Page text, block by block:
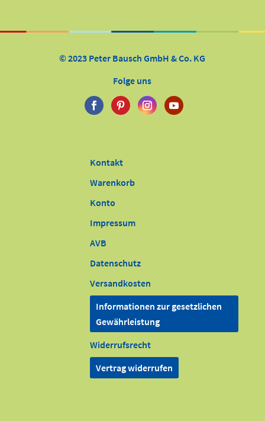
© 2023 Peter Bausch GmbH & Co. KG
Folge uns
Kontakt
Warenkorb
Konto
Impressum
AVB
Datenschutz
Versandkosten
Informationen zur gesetzlichen
Gewährleistung
Widerrufsrecht
Vertrag widerrufen